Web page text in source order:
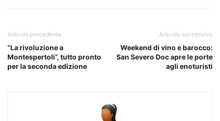
Articolo precedente
“La rivoluzione a
Montespertoli”, tutto pronto
per la seconda edizione
Articolo successivo
Weekend di vino e barocco:
San Severo Doc apre le porte
agli enoturisti